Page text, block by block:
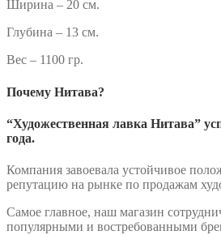
Ширина – 20 см.
Глубина – 13 см.
Вес – 1100 гр.
Почему Нитава?
“Художественная лавка Нитава”
года.
Компания завоевала устойчивое
репутацию на рынке по продажам
Самое главное, наш магазин
популярными и востребованными